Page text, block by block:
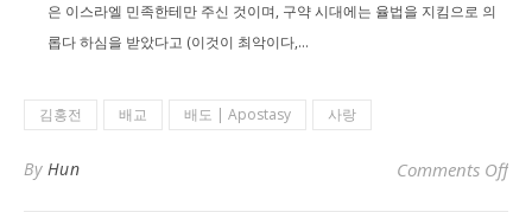
은 이스라엘 민족한테만 주신 것이며, 구약 시대에는 율법을 지킴으로 의
롭다 하심을 받았다고 (이것이 최악이다,...
김홍전 배교 배도 | Apostasy 사랑
By Hun Comments Offon